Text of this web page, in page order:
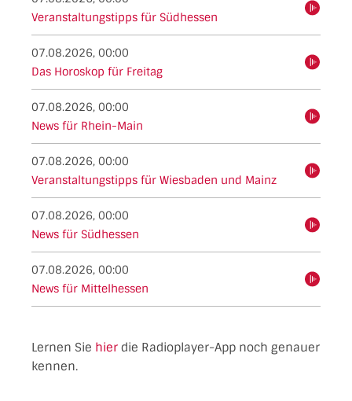
Veranstaltungstipps für Südhessen
07.08.2026, 00:00
Das Horoskop für Freitag
07.08.2026, 00:00
News für Rhein-Main
07.08.2026, 00:00
Veranstaltungstipps für Wiesbaden und Mainz
hören
07.08.2026, 00:00
News für Südhessen
07.08.2026, 00:00
News für Mittelhessen
Lernen Sie hier die Radioplayer-App noch genauer
kennen.